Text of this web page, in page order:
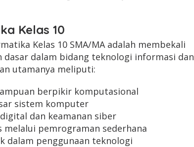
Kelas 10
Kelas 10 SMA/MA adalah membekali
dasar dalam bidang teknologi informasi dan
utamanya meliputi:
berpikir komputasional
sistem komputer
dan keamanan siber
pemrograman sederhana
dalam penggunaan teknologi